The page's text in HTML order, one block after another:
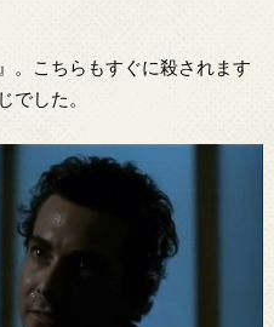
。こちらもすぐに殺されます
でした。